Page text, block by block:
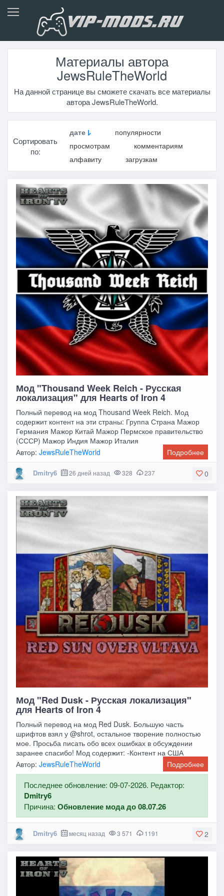
Материалы автора
JewsRuleTheWorld
На данной странице вы сможете скачать все материалы
автора JewsRuleTheWorld.
Сортировать
по:
дате
популярности
просмотрам
комментариям
алфавиту
загрузкам
Мод "Thousand Week Reich - Русская
локализация" для Hearts of Iron 4
Полный перевод на мод Thousand Week Reich. Мод
содержит контент на эти страны: Группа Страна Мажор
Германия Мажор Китай Мажор Пермское правительство
(СССР) Мажор Индия Мажор Италия
Автор:JewsRuleTheWorld Подробнее
0
Dmitry6 26 дней назад 328 237
Мод "Red Dusk - Русская локализация"
для Hearts of Iron 4
Полный перевод на мод Red Dusk. Большую часть
шрифтов взял у @shrot, остальное творение полностью
мое. Просьба писать обо всех ошибках в обсуждении
заранее спасибо! Мод содержит: -Контент на США
Автор:JewsRuleTheWorld Подробнее
Последнее обновление: 09-07-2026. Редактор:
Dmitry6
Причина:Обновление мода до 08.07.26
2
Dmitry6 месяц назад 3 571 1191